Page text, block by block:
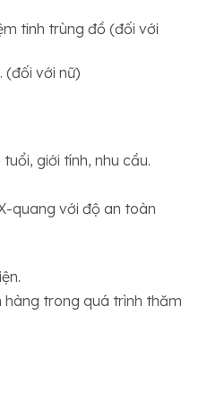
tinh trùng đồ (đối với
(đối với nữ)
giới tính, nhu cầu.
quang với độ an toàn
hàng trong quá trình thăm